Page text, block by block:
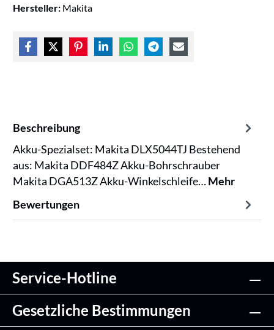
Hersteller: Makita
Beschreibung
Akku-Spezialset: Makita DLX5044TJ Bestehend
aus: Makita DDF484Z Akku-Bohrschrauber
Makita DGA513Z Akku-Winkelschleife…Mehr
Bewertungen
Service-Hotline
Gesetzliche Bestimmungen